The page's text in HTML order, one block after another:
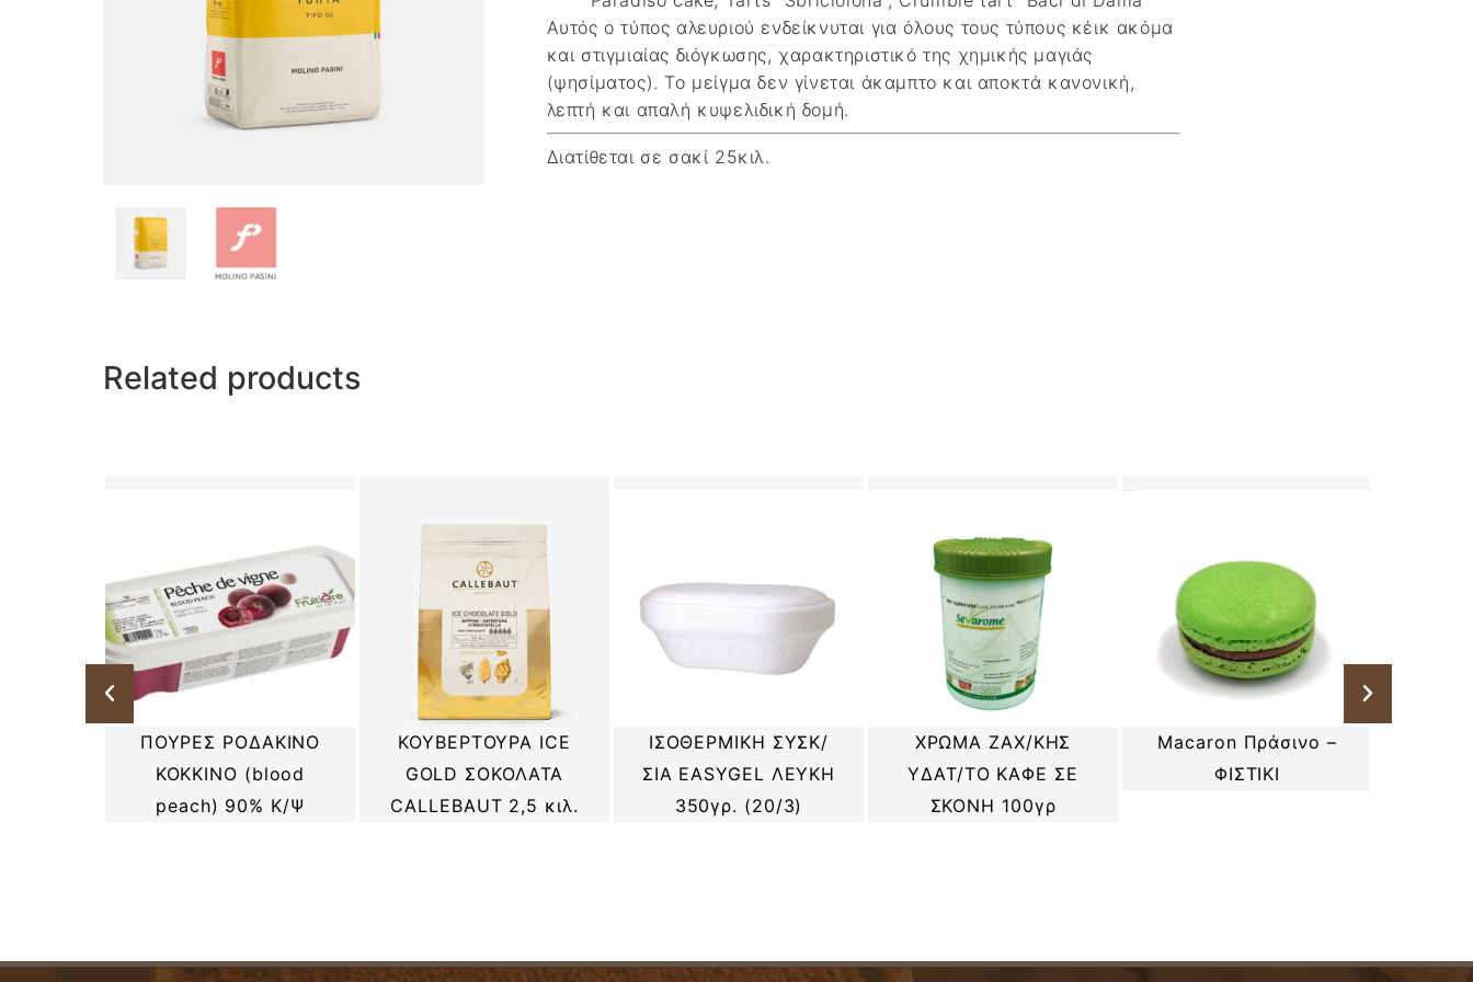
Αυτός ο τύπος αλευριού ενδείκνυται για όλους τους τύπους κέικ ακόμα
και στιγμιαίας διόγκωσης, χαρακτηριστικό της χημικής μαγιάς
(ψησίματος). Το μείγμα δεν γίνεται άκαμπτο και αποκτά κανονική,
λεπτή και απαλή κυψελιδική δομή.
Διατίθεται σε σακί 25κιλ.
Related products
ΠΟΥΡΕΣ ΡΟΔΑΚΙΝΟ
ΚΟΚΚΙΝΟ (blood
peach) 90% Κ/Ψ
ΚΟΥΒΕΡΤΟΥΡΑ ICE
GOLD ΣΟΚΟΛΑΤΑ
CALLEBAUT 2,5 κιλ.
ΙΣΟΘΕΡΜΙΚΗ ΣΥΣΚ/
ΣΙΑ EASYGEL ΛΕΥΚΗ
350γρ. (20/3)
ΧΡΩΜΑ ΖΑΧ/ΚΗΣ
ΥΔΑΤ/ΤΟ ΚΑΦΕ ΣΕ
ΣΚΟΝΗ 100γρ
Macaron Πράσινο –
ΦΙΣΤΙΚΙ